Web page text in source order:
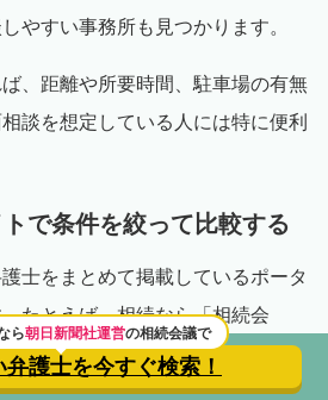
やすい事務所も見つかります。
、距離や所要時間、駐車場の有無
談を想定している人には特に便利
で条件を絞って比較する
士をまとめて掲載しているポータ
たとえば、相続なら「相続会
カタチ」、借金問題なら「債務整
うにテーマ別に適したサイトを活
ら朝日新聞社運営の相続会議で
弁護士を今すぐ検索！